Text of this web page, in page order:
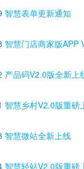
智慧表单更新通知
智慧门店商家版APP
产品码V2.0版全新上
智慧乡村V2.0版重磅
智慧微站全新上线
智慧轻站V2.0版重磅